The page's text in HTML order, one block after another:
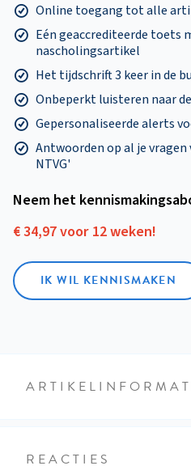
Online toegang tot alle
Eén geaccrediteerde toets
nascholingsartikel
Het tijdschrift 3 keer in de
Onbeperkt luisteren naar
Gepersonaliseerde alerts
Antwoorden op al je
NTVG'
Neem het
€ 34,97 voor 12 weken!
IK WIL KENNISMAKEN
REACTIES